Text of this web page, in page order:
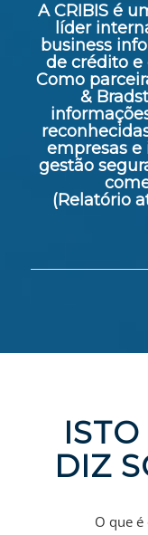
A CRIBIS é
líder
business
de crédito e
Como
&
empresas e
gestão
(Relatório
DIZ
O que